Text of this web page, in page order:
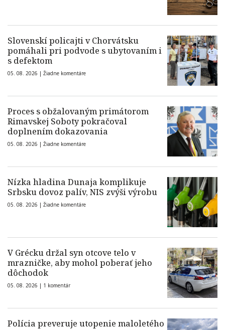
Slovenskí policajti v Chorvátsku
pomáhali pri podvode s ubytovaním i
s defektom
05. 08. 2026 | Žiadne komentáre
Proces s obžalovaným primátorom
Rimavskej Soboty pokračoval
doplnením dokazovania
05. 08. 2026 | Žiadne komentáre
Nízka hladina Dunaja komplikuje
Srbsku dovoz palív, NIS zvýši výrobu
05. 08. 2026 | Žiadne komentáre
V Grécku držal syn otcove telo v
mrazničke, aby mohol poberať jeho
dôchodok
05. 08. 2026 | 1 komentár
Polícia preveruje utopenie maloletého